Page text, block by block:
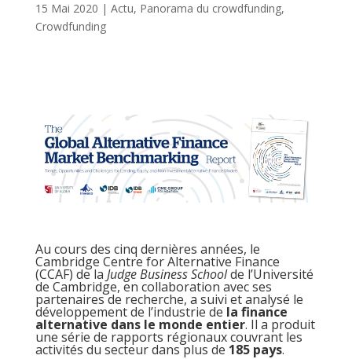
15 Mai 2020 | Actu, Panorama du crowdfunding,
Crowdfunding
Au cours des cinq dernières années, le
Cambridge Centre for Alternative Finance
(CCAF) de la Judge Business Schoolde l’Université
de Cambridge, en collaboration avec ses
partenaires de recherche, a suivi et analysé le
développement de l’industrie de la finance
alternative dans le monde entier. Il a produit
une série de rapports régionaux couvrant les
activités du secteur dans plus de 185 pays.